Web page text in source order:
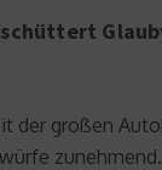
der großen